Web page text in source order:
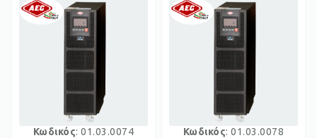
Κωδικός: 01.03.0074 Κωδικός: 01.03.0078